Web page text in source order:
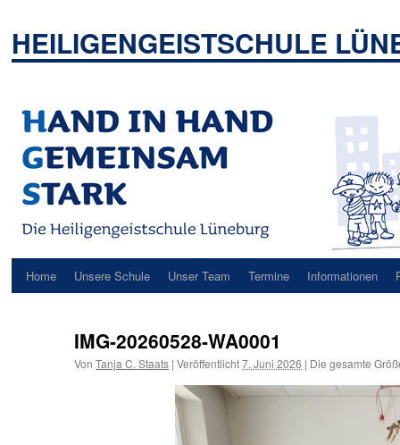
springen
HEILIGENGEISTSCHULE
Home Unsere Schule Unser Team Termine Informationen
IMG-20260528-WA0001
Von Tanja C. Staats | Veröffentlicht 7. Juni 2026 | Die gesamte